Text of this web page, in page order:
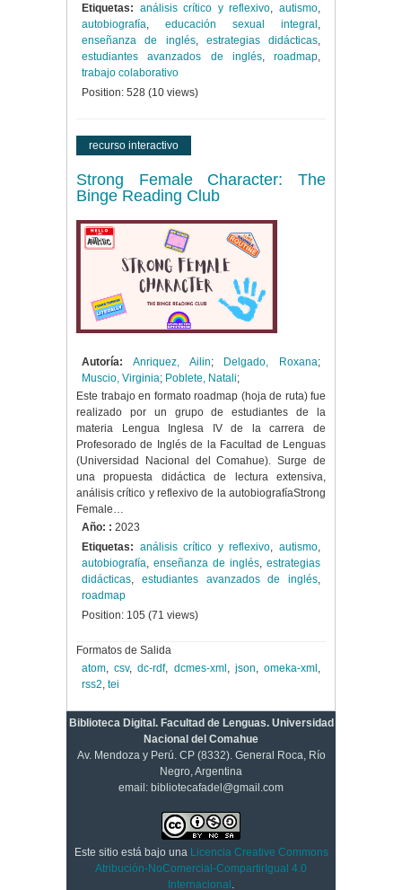
Etiquetas: análisis crítico y reflexivo,autismo,
autobiografía, educación sexual integral ,
enseñanza de inglés, estrategias didácticas,
estudiantes avanzados de inglés, roadmap,
trabajo colaborativo
Position: 528 (10 views)
recurso interactivo
Strong Female Character: The
Binge Reading Club
Autoría: Anriquez, Ailin; Delgado, Roxana;
Muscio, Virginia; Poblete, Natali;
Este trabajo en formato roadmap (hoja de ruta) fue
realizado por un grupo de estudiantes de la
materia Lengua Inglesa IV de la carrera de
Profesorado de Inglés de la Facultad de Lenguas
(Universidad Nacional del Comahue). Surge de
una propuesta didáctica de lectura extensiva,
análisis crítico y reflexivo de la autobiografíaStrong
Female…
Año: : 2023
Etiquetas: análisis crítico y reflexivo,autismo,
autobiografía, enseñanza de inglés, estrategias
didácticas, estudiantes avanzados de inglés,
roadmap
Position: 105 (71 views)
Formatos de Salida
atom,csv,dc-rdf, dcmes-xml , json,omeka-xml ,
rss2, tei
Biblioteca Digital. Facultad de Lenguas. Universidad
Nacional del Comahue
Av. Mendoza y Perú. CP (8332). General Roca, Río
Negro, Argentina
email: bibliotecafadel@gmail.com
Este sitio está bajo una Licencia Creative Commons
Atribución-NoComercial-CompartirIgual 4.0
Internacional .